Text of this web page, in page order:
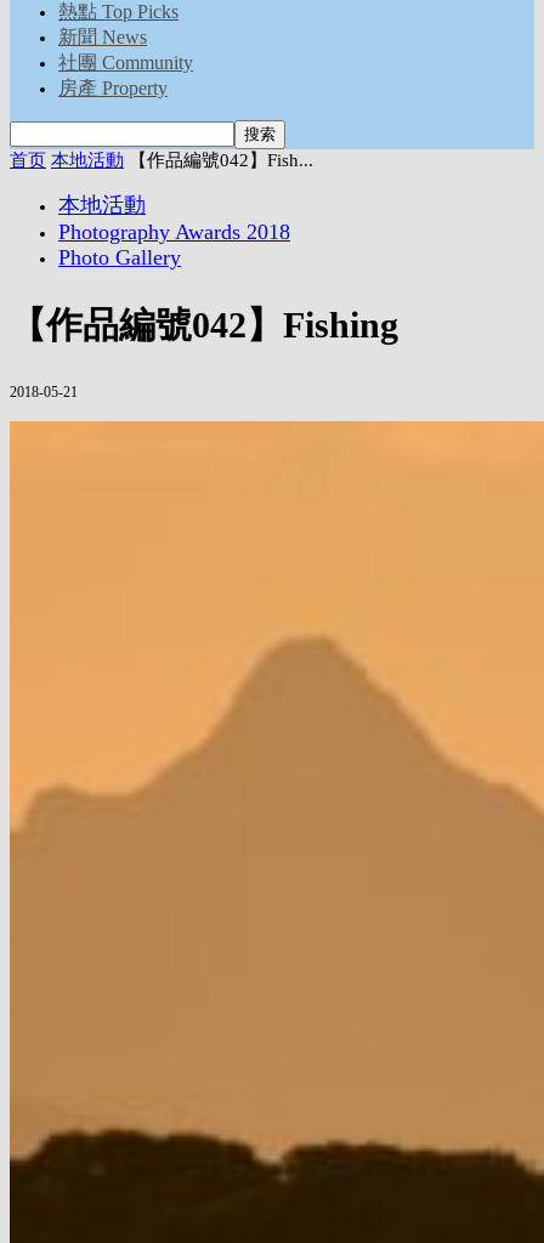
熱點 Top Picks
新聞 News
社團 Community
房產 Property
首页 本地活動 【作品編號042】Fish...
本地活動
Photography Awards 2018
Photo Gallery
【作品編號042】Fishing
2018-05-21